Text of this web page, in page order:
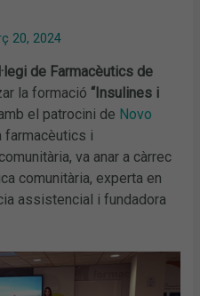
20, 2024
de Farmacèutics de
la formació “Insulines i
el patrocini de Novo
farmacèutics i
va anar a càrrec
comunitària, experta en
assistencial i fundadora